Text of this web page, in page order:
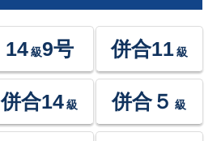
14級9号 併合11 級
併合14 級 併合５ 級